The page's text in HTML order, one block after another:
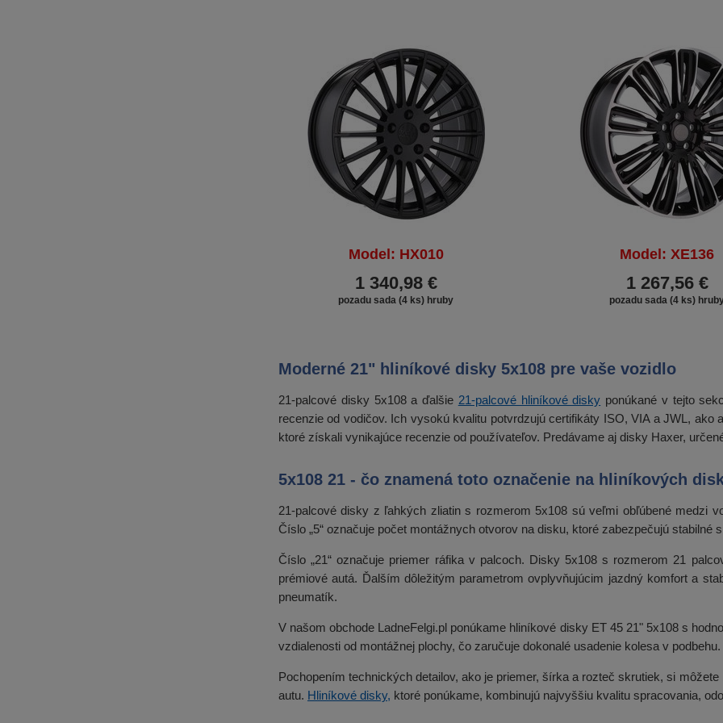
Model: HX010
1 340,98 €
pozadu sada (4 ks) hruby
Model: XE136
1 267,56 €
pozadu sada (4 ks)
Moderné 21" hliníkové disky 5x108 pre vaše vozidlo
21-palcové disky 5x108 a ďalšie 21-palcové hliníkové disky ponúkané v tejto
recenzie od vodičov. Ich vysokú kvalitu potvrdzujú certifikáty ISO, VIA a JWL, ako
ktoré získali vynikajúce recenzie od používateľov. Predávame aj disky Haxer,
5x108 21 - čo znamená toto označenie na hliníkových
21-palcové disky z ľahkých zliatin s rozmerom 5x108 sú veľmi obľúbené medzi
Číslo „5“ označuje počet montážnych otvorov na disku, ktoré zabezpečujú stabilné
Číslo „21“ označuje priemer ráfika v palcoch. Disky 5x108 s rozmerom 21
prémiové autá. Ďalším dôležitým parametrom ovplyvňujúcim jazdný komfort a
pneumatík.
V našom obchode LadneFelgi.pl ponúkame hliníkové disky ET 45 21" 5x108 s
vzdialenosti od montážnej plochy, čo zaručuje dokonalé usadenie kolesa v
Pochopením technických detailov, ako je priemer, šírka a rozteč skrutiek, si
autu. Hliníkové disky, ktoré ponúkame, kombinujú najvyššiu kvalitu spracovania,